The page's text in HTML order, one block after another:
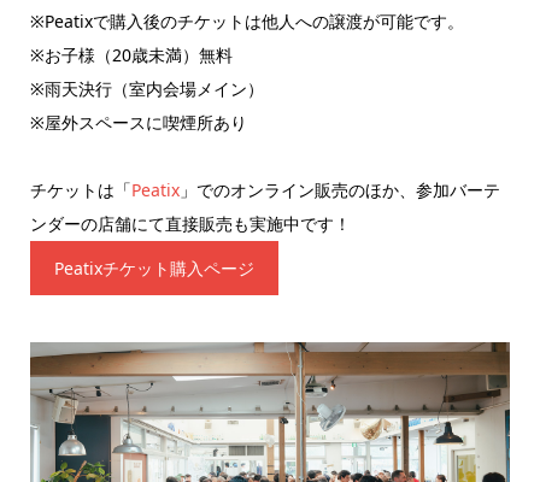
※Peatixで購入後のチケットは他人への譲渡が可能です。
※お子様（20歳未満）無料
※雨天決行（室内会場メイン）
※屋外スペースに喫煙所あり
チケットは「Peatix」でのオンライン販売のほか、参加バーテ
ンダーの店舗にて直接販売も実施中です！
Peatixチケット購入ページ